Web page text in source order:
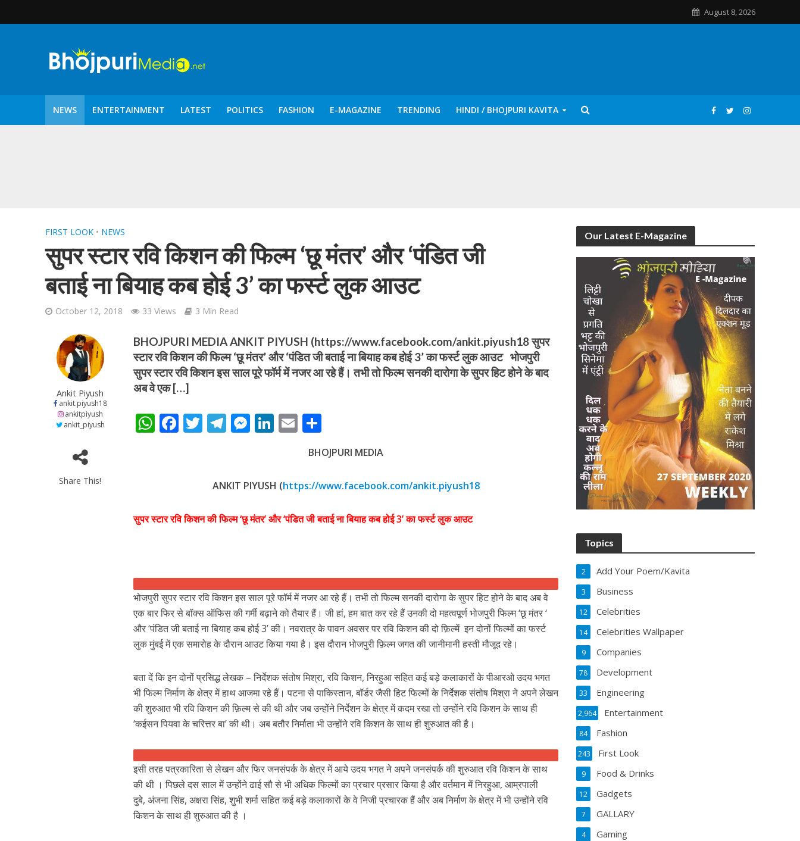
August 8, 2026
NEWS ENTERTAINMENT LATEST POLITICS FASHION E-MAGAZINE TRENDING HINDI / BHOJPURI KAVITA
शिवानी सिंह का नया बोलबम गीत तोहरे के मांगिला जानु हुआ रिलीज, दर्शकों का मिल रहा भरपूर प्यार
नेहा म्यूजिक वर्ल्ड पर रिलीज हुआ भोजपुरी गीत जिंदगी जियल छोड़ देहब, दर्शकों का मिल रहा भरपूर प्यार
FIRST LOOK • NEWS
सुपर स्‍टार रवि किशन की फिल्‍म ‘छू मंतर’ और ‘पंडित जी
बताई ना बियाह कब होई 3’ का फर्स्‍ट लुक आउट
October 12, 2018 33 Views 3 Min Read
Ankit Piyush
ankit.piyush18
ankitpiyush
ankit_piyush
Share This!
BHOJPURI MEDIA ANKIT PIYUSH (https://www.facebook.com/ankit.piyush18 सुपर
स्‍टार रवि किशन की फिल्‍म ‘छू मंतर’ और ‘पंडित जी बताई ना बियाह कब होई 3’ का फर्स्‍ट लुक आउट भोजपुरी
सुपर स्‍टार रवि किशन इस साल पूरे फॉर्म में नजर आ रहे हैं। तभी तो फिल्‍म सनकी दारोगा के सुपर हिट होने के बाद
अब वे एक […]
W
p
F
o
T
er
T
gr
m
M
e
g
Li
e
dI
n
E
m
ai
l
h
ar
e
BHOJPURI MEDIA
ANKIT PIYUSH (https://www.facebook.com/ankit.piyush18
सुपर स्‍टार रवि किशन की फिल्‍म ‘छू मंतर’ और ‘पंडित जी बताई ना बियाह कब होई 3’ का फर्स्‍ट लुक आउट
भोजपुरी सुपर स्‍टार रवि किशन इस साल पूरे फॉर्म में नजर आ रहे हैं। तभी तो फिल्‍म सनकी दारोगा के सुपर हिट होने के बाद अब वे
एक बार फिर से बॉक्‍स ऑफिस की गर्मी बढ़ाने को तैयार हैं। जी हां, हम बात कर रहे हैं उनकी दो महत्‍वपूर्ण भोजपुरी फिल्‍म ‘छू मंतर ‘
और ‘पंडित जी बताई ना बियाह कब होई 3’ की। नवरात्र के पावन अवसर पर रवि किशन की दो फ़िल्में इन दोनों फिल्‍मों का फर्स्‍ट
लुक मुंबई में एक समारोह के दौरान आउट किया गया है। इस दौरान भोजपुरी फ़िल्म जगत की जानीमानी हस्‍ती मौजूद रहे।
बता दें कि इन दोनों प्रसिद्ध लेखक – निर्देशक संतोष मिश्रा, रवि किशन, निरहुआ सहित कई बड़े कलाकारों के पीआरओ उदय भगत
भी फिल्‍म निर्माण के क्षेत्र में हाथ आजमा रहे हैं। पटना से पाकिस्तान, बॉर्डर जैसी हिट फिल्मों के निर्देशक संतोष मिश्रा ने अपने लेखन
की शुरुआत भी रवि किशन की फ़िल्म से की थी और जब उन्होंने निर्देशन के क्षेत्र में कदम रखा तो उन्होंने रवि किशन के साथ ही
‘कईसन पियवा के चरित्तर बा’ की थी। अब बतौर निर्माता भी उन्होंने रवि किशन के साथ ही शुरुआत की है।
इसी तरह पत्रकारिता से लेखन और फिर जनसंपर्क के क्षेत्र में आये उदय भगत ने अपने जनसंपर्क की शुरुआत रवि किशन के साथ
की थी । पिछले दस साल में उन्होंने ढाई सौ से भी अधिक फिल्मों का प्रचार प्रसार किया है और वर्तमान में निरहुआ, आम्रपाली
दुबे, अंजना सिंह, अक्षरा सिंह, शुभी शर्मा सहित कई बड़े कलाकारों के वे निजी प्रचारक हैं और अब निर्माण के क्षेत्र में भी उन्होंने रवि
किशन के साथ ही शुरुआत की है ।
Our Latest E-Magazine
Topics
Add Your Poem/Kavita
2
Business
3
Celebrities
12
Celebrities Wallpaper
14
Companies
9
Development
78
Engineering
33
Entertainment
2,964
Fashion
84
First Look
243
Food & Drinks
9
Gadgets
12
GALLARY
7
Gaming
4